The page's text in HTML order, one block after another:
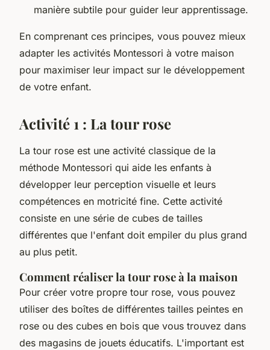
manière subtile pour guider leur apprentissage.
En comprenant ces principes, vous pouvez mieux
adapter les activités Montessori à votre maison
pour maximiser leur impact sur le développement
de votre enfant.
Activité 1 : La tour rose
La tour rose est une activité classique de la
méthode Montessori qui aide les enfants à
développer leur perception visuelle et leurs
compétences en motricité fine. Cette activité
consiste en une série de cubes de tailles
différentes que l'enfant doit empiler du plus grand
au plus petit.
Comment réaliser la tour rose à la maison
Pour créer votre propre tour rose, vous pouvez
utiliser des boîtes de différentes tailles peintes en
rose ou des cubes en bois que vous trouvez dans
des magasins de jouets éducatifs. L'important est